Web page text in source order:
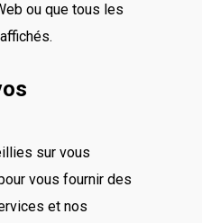
ou que tous les
sur vous
vous fournir des
et nos